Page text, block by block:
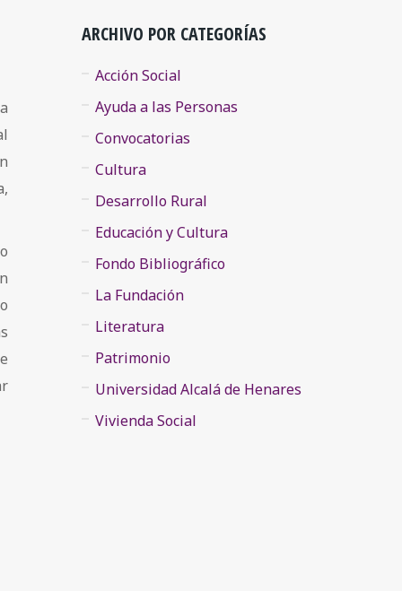
ARCHIVO POR CATEGORÍAS
Acción Social
Ayuda a las Personas
Convocatorias
Cultura
Desarrollo Rural
Educación y Cultura
Fondo Bibliográfico
La Fundación
Literatura
Patrimonio
Universidad Alcalá de Henares
Vivienda Social